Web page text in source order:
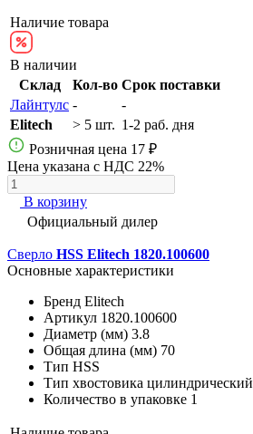
Наличие товара
В наличии
Склад
Кол-во Срок поставки
Лайнтулс -
-
Elitech
> 5 шт. 1-2 раб. дня
Розничная цена 17 ₽
Цена указана с НДС 22%
В корзину
Официальный дилер
Сверло HSS Elitech 1820.100600
Основные характеристики
Бренд Elitech
Артикул 1820.100600
Диаметр (мм) 3.8
Общая длина (мм) 70
Тип HSS
Тип хвостовика цилиндрический
Количество в упаковке 1